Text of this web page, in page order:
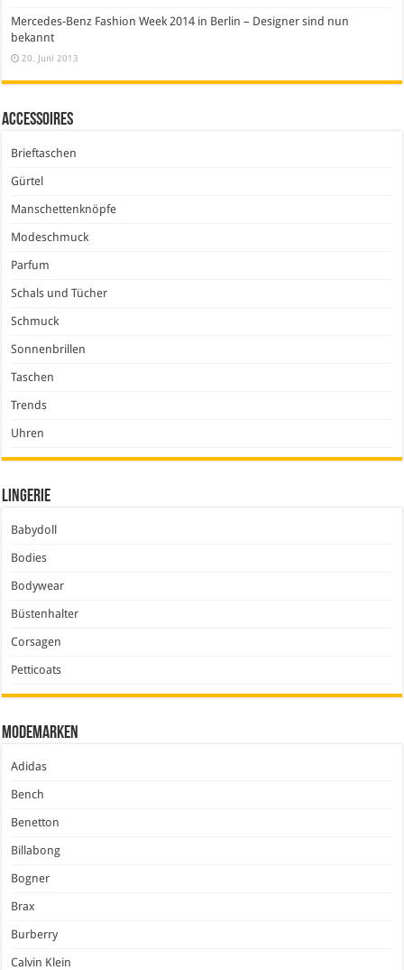
Mercedes-Benz Fashion Week 2014 in Berlin – Designer sind nun
bekannt
20. Juni 2013
Accessoires
Brieftaschen
Gürtel
Manschettenknöpfe
Modeschmuck
Parfum
Schals und Tücher
Schmuck
Sonnenbrillen
Taschen
Trends
Uhren
Lingerie
Babydoll
Bodies
Bodywear
Büstenhalter
Corsagen
Petticoats
Modemarken
Adidas
Bench
Benetton
Billabong
Bogner
Brax
Burberry
Calvin Klein